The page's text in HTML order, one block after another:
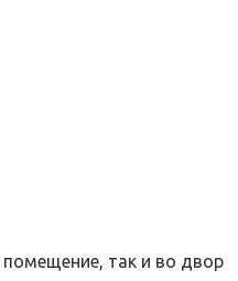
так и во двор